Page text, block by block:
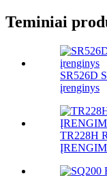
Teminiai
SR526D
įrenginys
TR228H